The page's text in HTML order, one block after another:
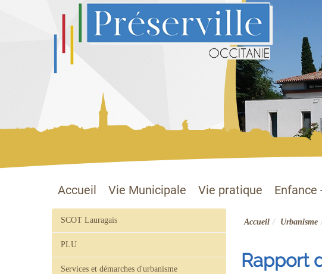
Site officiel
Accueil Vie Municipale Vie pratique Enfance
Accueil Urbanisme
Rapport
SCOT Lauragais
PLU
Services et démarches d'urbanisme